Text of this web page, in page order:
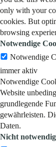
only with your
cookies. But
browsing
Notwendige
Notwendige
immer aktiv
Notwendige
Website
grundlegende
gewährleisten.
Daten.
Nicht